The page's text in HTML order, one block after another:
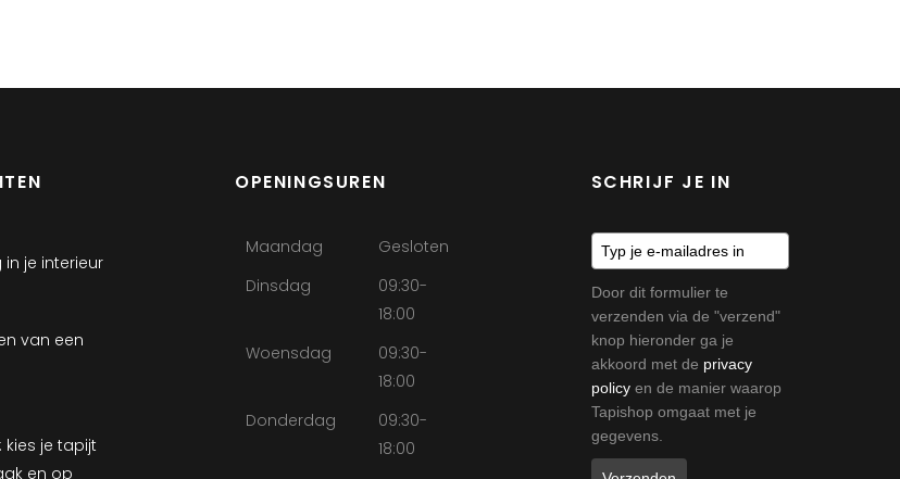
je interieur
van een
kies je tapijt
en op
OPENINGSUREN
Maandag
Gesloten
Dinsdag
09:30-
18:00
Woensdag
09:30-
18:00
Donderdag
09:30-
18:00
SCHRIJF JE IN
Door dit formulier te
verzenden via de "verzend"
knop hieronder ga je
akkoord met de privacy
policyen de manier waarop
Tapishop omgaat met je
gegevens.